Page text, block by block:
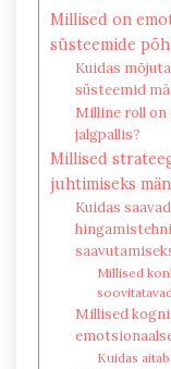
Millised on
süsteemide
Kuidas
süsteemid
Milline roll
jalgpallis?
Millised
juhtimiseks
Kuidas
Millised
Millised
Kuidas